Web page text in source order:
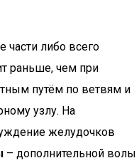
либо всего
раньше, чем при
путём по ветвям и
узлу. На
желудочков
– дополнительной волы